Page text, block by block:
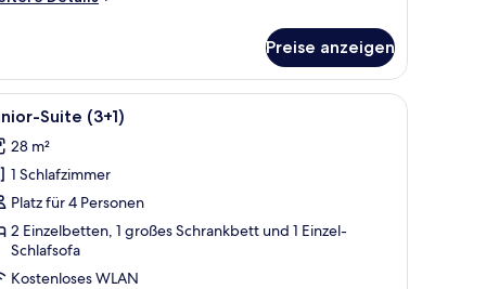
Preise anzeigen
großen Fenster.Holzvertäfelung, Essbereich, einer Küchenzeile und einem
Ein modernes Wohnzimmer mit
14 Suite (3+1)
28 m²
1 Schlafzimmer
Platz für 4 Personen
2 Einzelbetten, 1 großes Schrankbett und 1 Einzel-
Schlafsofa
Kostenloses WLAN